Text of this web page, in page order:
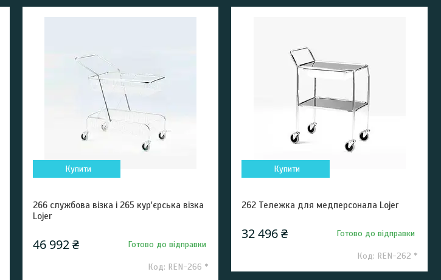
Купити
266 службова візка і 265 кур'єрська візка
Lojer
46 992 ₴ Готово до відправки
REN-266 *
Купити
262 Тележка для медперсонала Lojer
32 496 ₴ Готово до відправки
REN-262 *